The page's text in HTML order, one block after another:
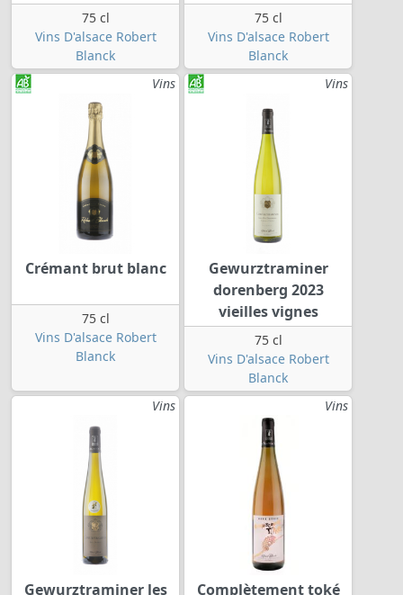
75 cl
Vins D'alsace Robert
Blanck
75 cl
Vins D'alsace Robert
Blanck
Vins
Crémant brut blanc
75 cl
Vins D'alsace Robert
Blanck
Vins
Gewurztraminer
dorenberg 2023
vieilles vignes
75 cl
Vins D'alsace Robert
Blanck
Vins
Gewurztraminer les
Vins
Complètement toké